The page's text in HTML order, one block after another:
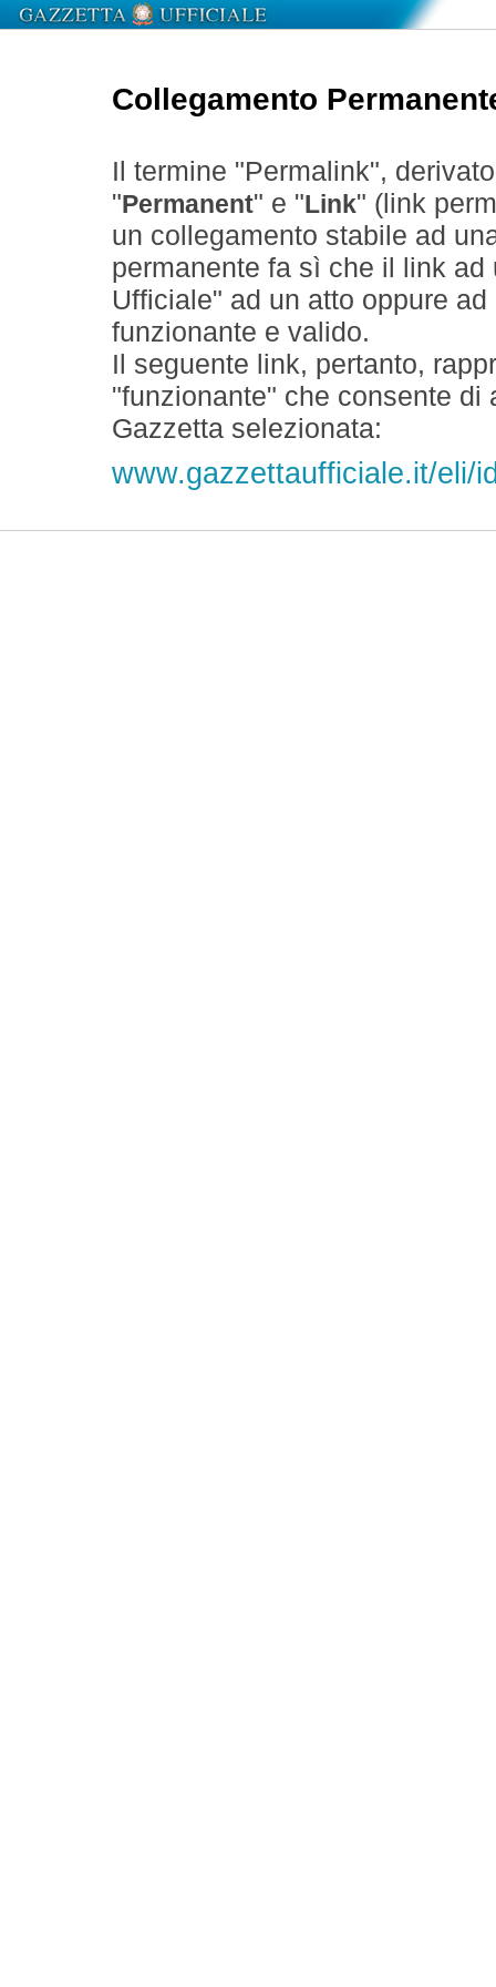
Collegamento
Il termine "Permalink",
" Permanent" e " Link" (link
un collegamento stabile ad
permanente fa sì che il link
Ufficiale" ad un atto oppure
funzionante e valido.
Il seguente link, pertanto,
"funzionante" che consente
Gazzetta selezionata:
www.gazzettaufficiale.it/eli/